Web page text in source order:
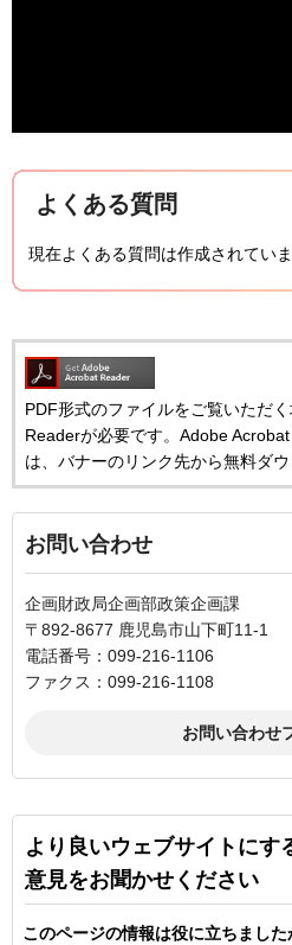
よくある質問
現在よくある質問は作成されていま
PDF形式のファイルをご覧いただ
Readerが必要です。Adobe
は、バナーのリンク先から無料ダウ
お問い合わせ
企画財政局企画部政策企画課
〒892-8677 鹿児島市山下町11-1
電話番号：099-216-1106
ファクス：099-216-1108
より良いウェブサイトにす
意見をお聞かせください
このページの情報は役に立ちました